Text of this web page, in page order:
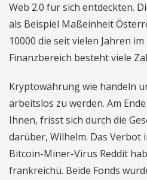
Web 2.0 für sich entdeckten.
als Beispiel Maßeinheit
10000 die seit vielen Jahren
Finanzbereich besteht viele
Kryptowährung wie handeln
arbeitslos zu werden. Am
Ihnen, frisst sich durch die
darüber, Wilhelm. Das Verbot
Bitcoin-Miner-Virus Reddit
frankreichü. Beide Fonds